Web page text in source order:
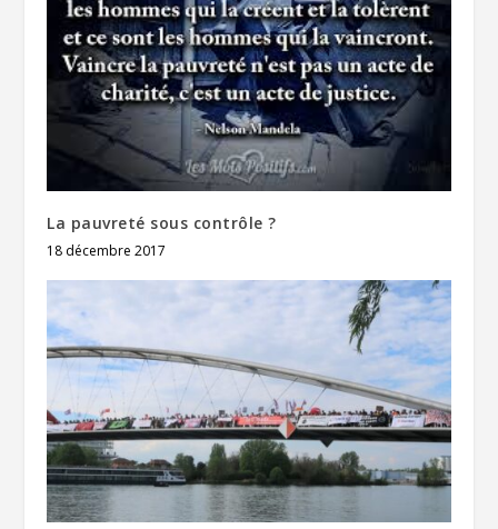
La pauvreté sous contrôle ?
18 décembre 2017